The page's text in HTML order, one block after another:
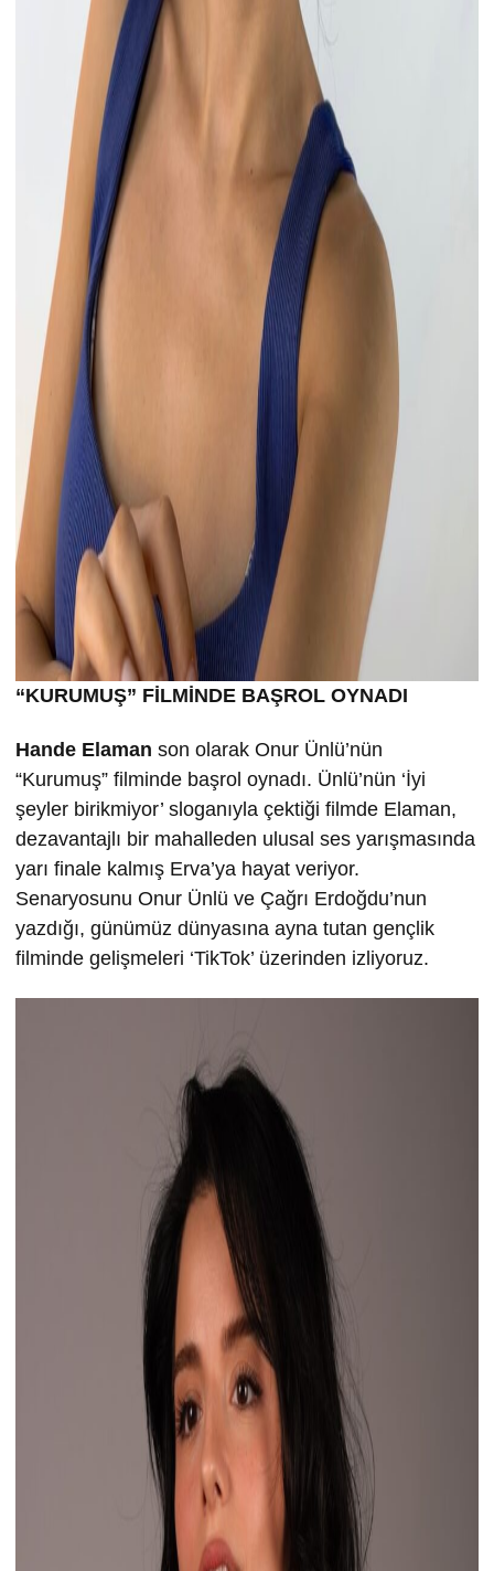
“KURUMUŞ” FİLMİNDE BAŞROL OYNADI
Hande Elaman son olarak Onur Ünlü’nün
“Kurumuş” filminde başrol oynadı. Ünlü’nün ‘İyi
şeyler birikmiyor’ sloganıyla çektiği filmde Elaman,
dezavantajlı bir mahalleden ulusal ses yarışmasında
yarı finale kalmış Erva’ya hayat veriyor.
Senaryosunu Onur Ünlü ve Çağrı Erdoğdu’nun
yazdığı, günümüz dünyasına ayna tutan gençlik
filminde gelişmeleri ‘TikTok’ üzerinden izliyoruz.